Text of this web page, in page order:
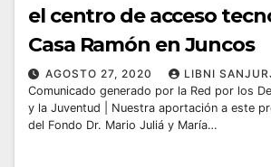
el centro de acceso
Casa Ramón en Juncos
AGOSTO 27, 2020
LIBNI
Comunicado generado por la Red por los
y la Juventud | Nuestra aportación a este
del Fondo Dr. Mario Juliá y María…